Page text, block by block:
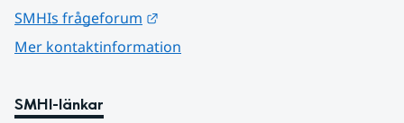
SMHIs frågeforum
Mer kontaktinformation
SMHI-länkar